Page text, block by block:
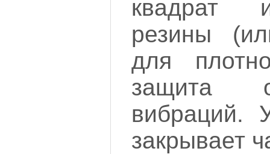
квадрат
резины
для
защита
вибраций.
закрывает